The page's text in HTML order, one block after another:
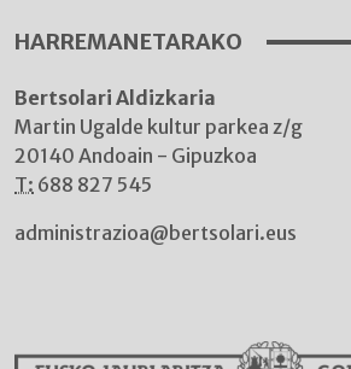
HARREMANETARAKO
Bertsolari Aldizkaria
Martin Ugalde kultur parkea z/g
20140 Andoain - Gipuzkoa
T: 688 827 545
administrazioa@bertsolari.eus